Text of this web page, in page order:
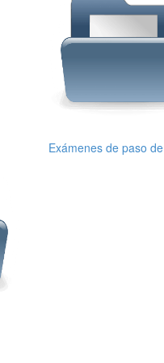
Exámenes de paso